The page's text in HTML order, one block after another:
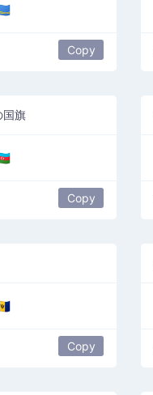
Copy
国旗
Copy
Copy